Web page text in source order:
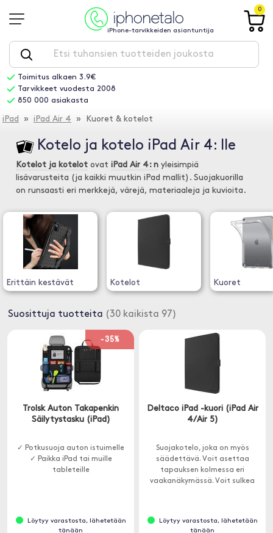
iPhone-tarvikkeiden asiantuntija
0
Toimitus alkaen 3.9€
Tarvikkeet vuodesta 2008
850 000 asiakasta
iPad » iPad Air 4 » Kuoret & kotelot
Kotelo ja kotelo iPad Air 4: lle
Kotelot ja kotelot ovat iPad Air 4: n yleisimpiä
lisävarusteita (ja kaikki muutkin iPad mallit). Suojakuorilla
on runsaasti eri merkkejä, värejä, materiaaleja ja kuvioita.
Erittäin kestävät Kotelot Kuoret
Suosittuja tuotteita (30 kaikista 97)
-35%
Trolsk Auton Takapenkin
Säilytystasku (iPad)
✓ Potkusuoja auton istuimelle
✓ Paikka iPad tai muille
tableteille
Löytyy varastosta, lähetetään
tänään
Deltaco iPad -kuori (iPad Air
4/Air 5)
Suojakotelo, joka on myös
säädettävä. Voit asettaa
tapauksen kolmessa eri
vaakanäkymässä. Voit sulkea
Löytyy varastosta, lähetetään
tänään